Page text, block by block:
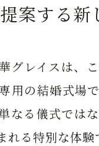
案する新
グレイスは、
用の結婚式場
なる儀式では
れる特別な体験